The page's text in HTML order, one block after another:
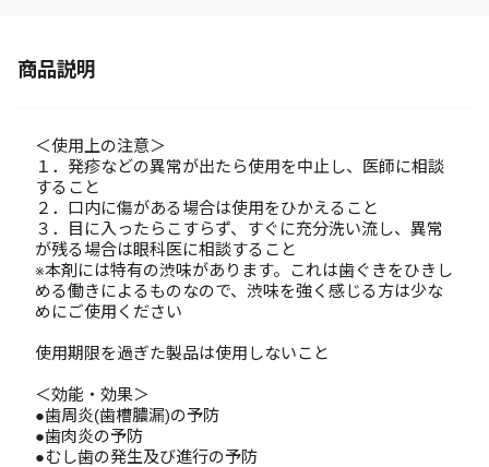
商品説明
＜使用上の注意＞
１．発疹などの異常が出たら使用を中止し、医師に相談
すること
２．口内に傷がある場合は使用をひかえること
３．目に入ったらこすらず、すぐに充分洗い流し、異常
が残る場合は眼科医に相談すること
※本剤には特有の渋味があります。これは歯ぐきをひきし
める働きによるものなので、渋味を強く感じる方は少な
めにご使用ください
使用期限を過ぎた製品は使用しないこと
＜効能・効果＞
●歯周炎(歯槽膿漏)の予防
●歯肉炎の予防
●むし歯の発生及び進行の予防